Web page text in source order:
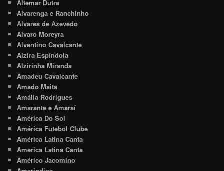
Altemar Dutra
Alvarenga e Ranchinho
Alvares de Azevedo
Alvaro Moreyra
Alventino Cavalcante
Alzira Espíndola
Alzirinha Miranda
Amadeu Cavalcante
Amado Maita
Amália Rodrigues
Amarante e Amaraí
América Do Sol
América Futebol Clube
América Latina Canta
America Latina Canta
Américo Jacomino